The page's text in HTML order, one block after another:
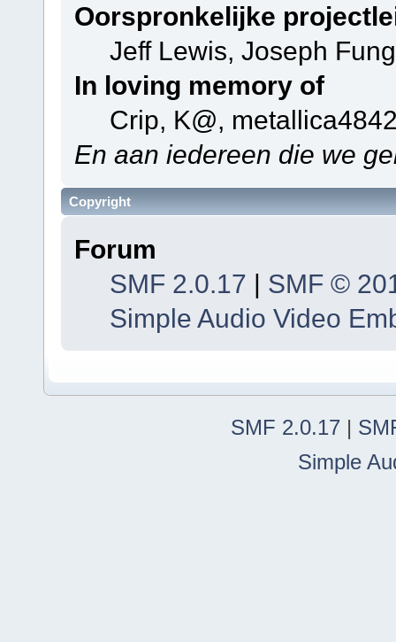
Oorspronkelijke
Jeff Lewis, Joseph
In loving memory of
Crip, K@,
En aan iedereen die we
Copyright
Forum
SMF 2.0.17 | SMF ©
Simple Audio Video
SMF 2.0.17 |
Simple